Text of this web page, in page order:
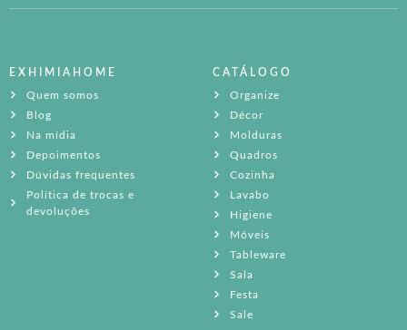
EXHIMIAHOME
Quem somos
Blog
Na mídia
Depoimentos
Dúvidas frequentes
Política de trocas e
devoluções
CATÁLOGO
Organize
Décor
Molduras
Quadros
Cozinha
Lavabo
Higiene
Móveis
Tableware
Sala
Festa
Sale